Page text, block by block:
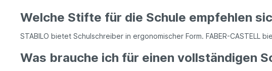
Welche Stifte für die Schule empfehlen
STABILO bietet Schulschreiber in ergonomischer Form. FABER-
Was brauche ich für einen vollständigen